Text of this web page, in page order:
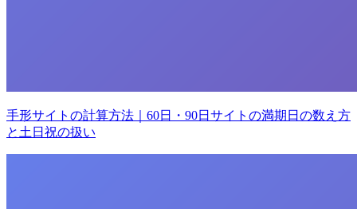
手形サイトの計算方法｜60日・90日サイトの満期日の数え方
と土日祝の扱い